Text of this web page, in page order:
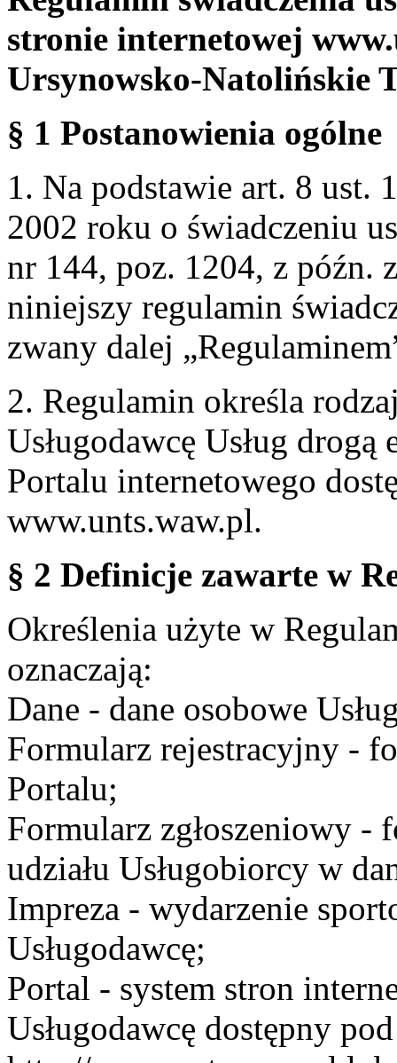
stronie internetowej
Ursynowsko-Natolińskie
§ 1 Postanowienia ogólne
1. Na podstawie art. 8 ust.
2002 roku o świadczeniu
nr 144, poz. 1204, z późn.
niniejszy regulamin
zwany dalej
2. Regulamin określa
Usługodawcę Usług
Portalu internetowego
www.unts.waw.pl.
§ 2 Definicje zawarte w
Określenia użyte w
oznaczają:
Dane - dane osobowe
Formularz rejestracyjny -
Portalu;
Formularz zgłoszeniowy -
udziału Usługobiorcy w
Impreza - wydarzenie
Usługodawcę;
Portal - system stron
Usługodawcę dostępny